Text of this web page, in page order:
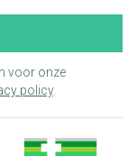
voor onze
policy.